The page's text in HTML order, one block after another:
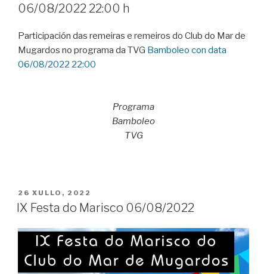
06/08/2022 22:00 h
Participación das remeiras e remeiros do Club do Mar de
Mugardos no programa da TVG Bamboleo con data
06/08/2022 22:00
Programa
Bamboleo
TVG
POSTED
ON
26 XULLO, 2022
IX Festa do Marisco 06/08/2022